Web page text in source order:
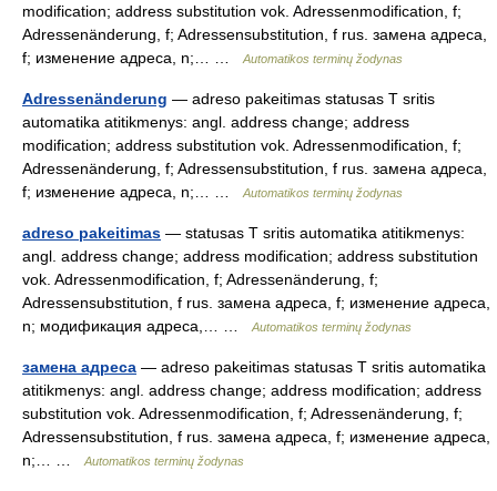
modification; address substitution vok. Adressenmodification, f;
Adressenänderung, f; Adressensubstitution, f rus. замена адреса,
f; изменение адреса, n;… …
Automatikos terminų žodynas
Adressenänderung — adreso pakeitimas statusas T sritis
automatika atitikmenys: angl. address change; address
modification; address substitution vok. Adressenmodification, f;
Adressenänderung, f; Adressensubstitution, f rus. замена адреса,
f; изменение адреса, n;… …
Automatikos terminų žodynas
adreso pakeitimas — statusas T sritis automatika atitikmenys:
angl. address change; address modification; address substitution
vok. Adressenmodification, f; Adressenänderung, f;
Adressensubstitution, f rus. замена адреса, f; изменение адреса,
n; модификация адреса,… …
Automatikos terminų žodynas
замена адреса — adreso pakeitimas statusas T sritis automatika
atitikmenys: angl. address change; address modification; address
substitution vok. Adressenmodification, f; Adressenänderung, f;
Adressensubstitution, f rus. замена адреса, f; изменение адреса,
n;… …
Automatikos terminų žodynas